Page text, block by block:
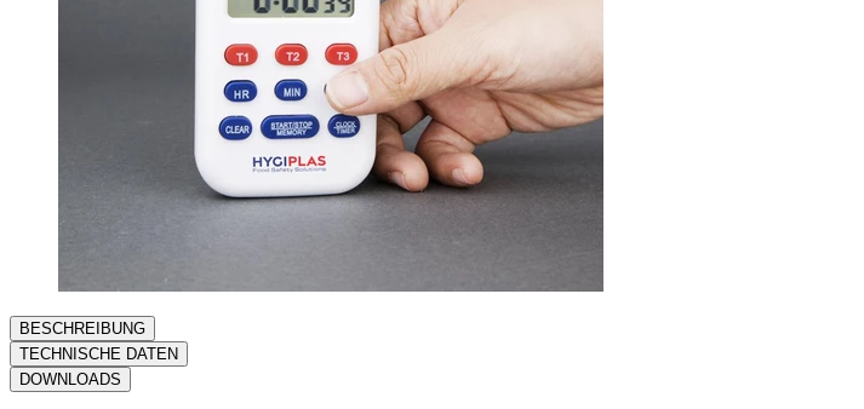
BESCHREIBUNG
TECHNISCHE DATEN
DOWNLOADS